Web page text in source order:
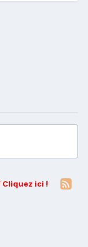
Cliquez ici !